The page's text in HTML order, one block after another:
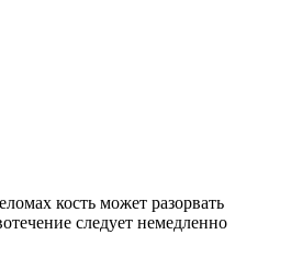
кость может разорвать
следует немедленно